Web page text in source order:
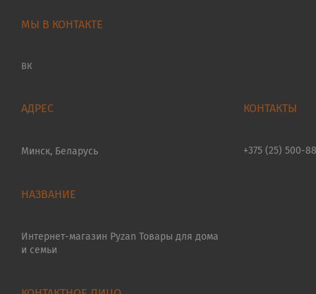
МЫ В КОНТАКТЕ
ВК
Минск, Беларусь
Интернет-магазин Pyzan Товары для дома
и семьи
+375 (25) 500-